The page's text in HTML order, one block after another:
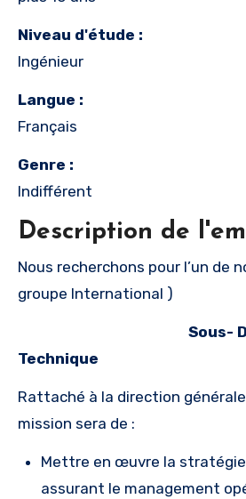
Niveau d'étude :
Ingénieur
Langue :
Français
Genre :
Indifférent
Description de
Nous recherchons pour l’un de nos clients (grand
groupe International )
Sous-
Technique
Rattaché à la direction
mission sera de :
Mettre en œuvre la stratégie
assurant le management